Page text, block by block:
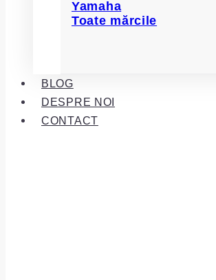
Yamaha
Toate mărcile
BLOG
DESPRE NOI
CONTACT